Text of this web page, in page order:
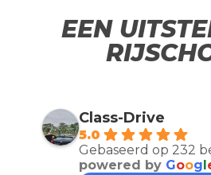
EEN
Class-Drive
5.0
Gebaseerd op 232
powered by Googl